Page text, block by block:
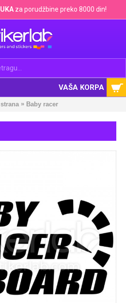
za porudžbine preko 8000 din!
VAŠA KORPA
» Baby racer